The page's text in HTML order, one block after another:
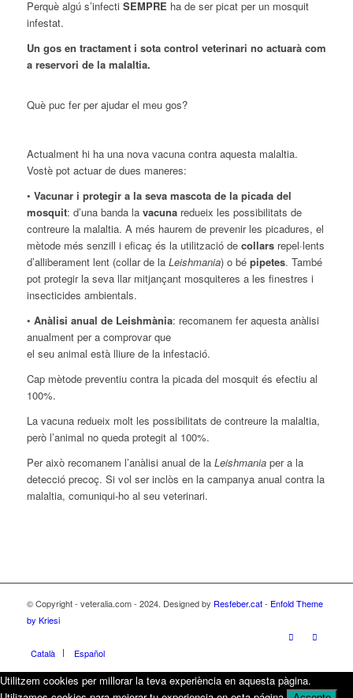
Perquè algú s’infecti SEMPRE ha de ser picat per un mosquit
infestat.
Un gos en tractament i sota control veterinari no actuarà com
a reservori de la malaltia.
Què puc fer per ajudar el meu gos?
Actualment hi ha una nova vacuna contra aquesta malaltia.
Vostè pot actuar de dues maneres:
• Vacunar i protegir a la seva mascota de la picada del
mosquit: d’una banda la vacunaredueix les possibilitats de
contreure la malaltia. A més haurem de prevenir les picadures, el
mètode més senzill i eficaç és la utilització de collarsrepel·lents
d’alliberament lent (collar de la Leishmania) o bé pipetes. També
pot protegir la seva llar mitjançant mosquiteres a les finestres i
insecticides ambientals.
• Anàlisi anual de Leishmània: recomanem fer aquesta anàlisi
anualment per a comprovar que
el seu animal està lliure de la infestació.
Cap mètode preventiu contra la picada del mosquit és efectiu al
100%.
La vacuna redueix molt les possibilitats de contreure la malaltia,
però l’animal no queda protegit al 100%.
Per això recomanem l’anàlisi anual de la Leishmaniaper a la
detecció precoç. Si vol ser inclòs en la campanya anual contra la
malaltia, comuniqui-ho al seu veterinari.
© Copyright - veteralia.com - 2024. Designed by Resfeber.cat- Enfold Theme
by Kriesi
Català Español
Utilitzem cookies per millorar la teva experiència en aquesta pàgina.